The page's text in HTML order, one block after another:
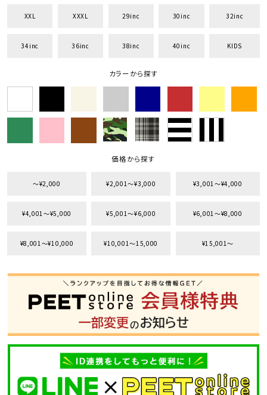
search
価格から探す
円 ～
XXL
XXXL
29inc
30inc
32inc
34inc
36inc
38inc
KIDS
カラー
XXL XXXL 29inc 30inc 32inc
34inc 36inc 38inc 40inc KIDS
カラーから探す
価格から探す
〜¥2,000 ¥2,001〜¥3,000 ¥3,001〜¥4,000
¥4,001〜¥5,000 ¥5,001〜¥6,000 ¥6,001〜¥8,000
¥8,001〜¥10,000 ¥10,001〜15,000 ¥15,001〜